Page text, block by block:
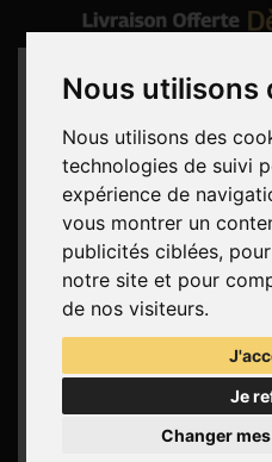
Nous utilisons
Nous utilisons des
technologies de suivi
expérience de
vous montrer un
publicités ciblées,
notre site et pour
de nos visiteurs.
Je
Changer
Rechercher
Panier(vide)
Aucun produit
Livraison gratuite !
Livraison